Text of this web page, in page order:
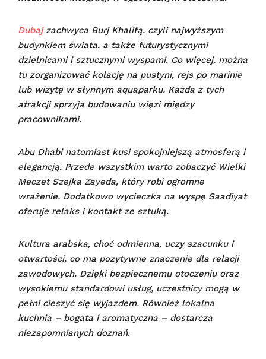
Dubajzachwyca Burj Khalifą, czyli najwyższym
budynkiem świata, a także futurystycznymi
dzielnicami i sztucznymi wyspami. Co więcej, można
tu zorganizować kolację na pustyni, rejs po marinie
lub wizytę w słynnym aquaparku. Każda z tych
atrakcji sprzyja budowaniu więzi między
pracownikami.
Abu Dhabi natomiast kusi spokojniejszą atmosferą i
elegancją. Przede wszystkim warto zobaczyć Wielki
Meczet Szejka Zayeda, który robi ogromne
wrażenie. Dodatkowo wycieczka na wyspę Saadiyat
oferuje relaks i kontakt ze sztuką.
Kultura arabska, choć odmienna, uczy szacunku i
otwartości, co ma pozytywne znaczenie dla relacji
zawodowych. Dzięki bezpiecznemu otoczeniu oraz
wysokiemu standardowi usług, uczestnicy mogą w
pełni cieszyć się wyjazdem. Również lokalna
kuchnia – bogata i aromatyczna – dostarcza
niezapomnianych doznań.